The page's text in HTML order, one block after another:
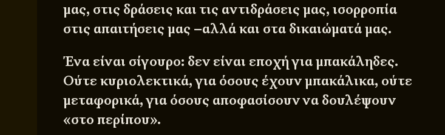
μας, στις δράσεις και τις αντιδράσεις μας, ισορροπία
στις απαιτήσεις μας –αλλά και στα δικαιώματά μας.
Ένα είναι σίγουρο: δεν είναι εποχή για μπακάληδες.
Ούτε κυριολεκτικά, για όσους έχουν μπακάλικα, ούτε
μεταφορικά, για όσους αποφασίσουν να δουλέψουν
«στο περίπου».